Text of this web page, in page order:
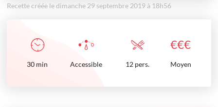
Recette créée le dimanche 29 septembre 2019 à 18h56
€€€
30 min Accessible 12 pers. Moyen